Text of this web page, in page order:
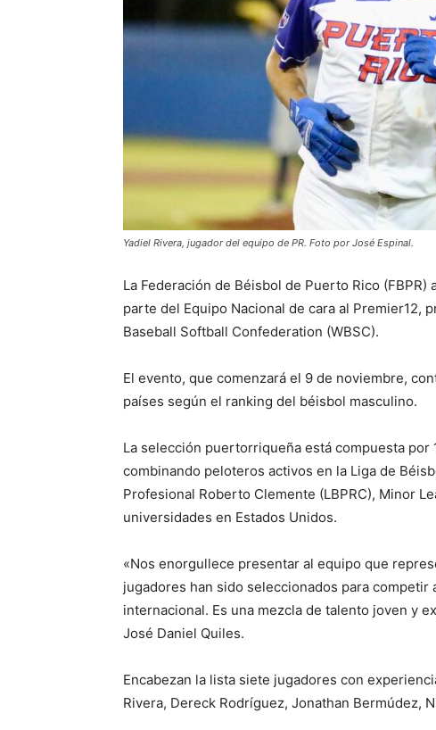
Yadiel Rivera, jugador del equipo de PR. Foto por José Espinal.
La Federación de Béisbol de Puerto Rico
parte del Equipo Nacional de cara al Premier12,
Baseball Softball Confederation (WBSC).
El evento, que comenzará el 9 de noviembre,
países según el ranking del béisbol masculino.
La selección puertorriqueña está compuesta
combinando peloteros activos en la Liga de
Profesional Roberto Clemente (LBPRC), Minor
universidades en Estados Unidos.
«Nos enorgullece presentar al equipo que
jugadores han sido seleccionados para
internacional. Es una mezcla de talento joven y
José Daniel Quiles.
Encabezan la lista siete jugadores con
Rivera, Dereck Rodríguez, Jonathan Bermúdez,